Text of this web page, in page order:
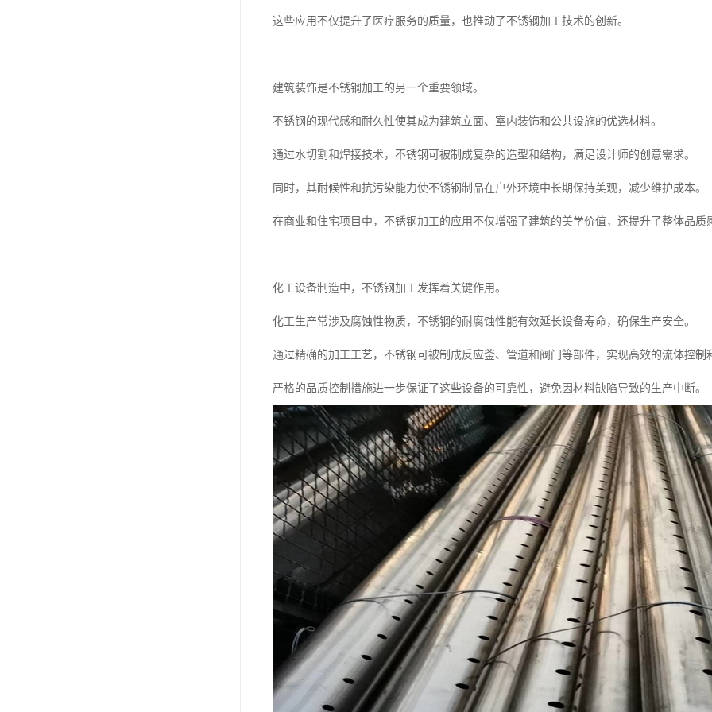
这些应用不仅提升了医疗服务的质量，也推动了不锈钢加工技术的创新。
建筑装饰是不锈钢加工的另一个重要领域。
不锈钢的现代感和耐久性使其成为建筑立面、室内装饰和公共设施的优选材料。
通过水切割和焊接技术，不锈钢可被制成复杂的造型和结构，满足设计师的创意需求。
同时，其耐候性和抗污染能力使不锈钢制品在户外环境中长期保持美观，减少维护成本。
在商业和住宅项目中，不锈钢加工的应用不仅增强了建筑的美学价值，还提升了整体品质
化工设备制造中，不锈钢加工发挥着关键作用。
化工生产常涉及腐蚀性物质，不锈钢的耐腐蚀性能有效延长设备寿命，确保生产安全。
通过精确的加工工艺，不锈钢可被制成反应釜、管道和阀门等部件，实现高效的流体控制
严格的品质控制措施进一步保证了这些设备的可靠性，避免因材料缺陷导致的生产中断。